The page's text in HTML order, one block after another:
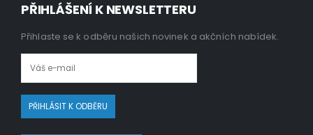
PŘIHLÁŠENÍ K NEWSLETTERU
Přihlaste se k odběru našich novinek a akčních nabídek.